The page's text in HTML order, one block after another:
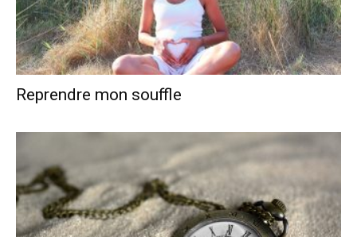
Reprendre mon souffle